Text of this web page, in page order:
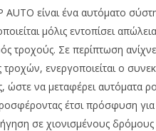
AUTO είναι ένα αυτόματο
μόλις εντοπίσει
τροχούς. Σε περίπτωση
ενεργοποιείται ο
ώστε να μεταφέρει αυτόματα
έτσι πρόσφυση για
σε χιονισμένους δρόμους